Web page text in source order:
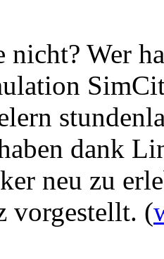
nicht? Wer
dank
neu zu
vorgestellt. (